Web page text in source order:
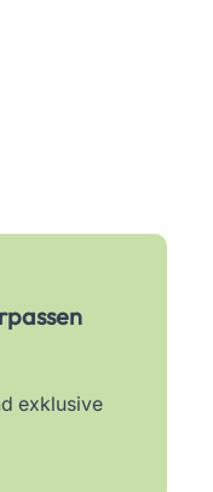
exklusive